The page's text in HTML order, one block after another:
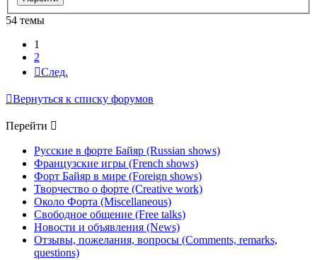
54 темы
1
2
След.
Вернуться к списку форумов
Перейти
Русские в форте Байяр (Russian shows)
Французские игры (French shows)
Форт Байяр в мире (Foreign shows)
Творчество о форте (Creative work)
Около Форта (Miscellaneous)
Свободное общение (Free talks)
Новости и объявления (News)
Отзывы, пожелания, вопросы (Comments, remarks,
questions)